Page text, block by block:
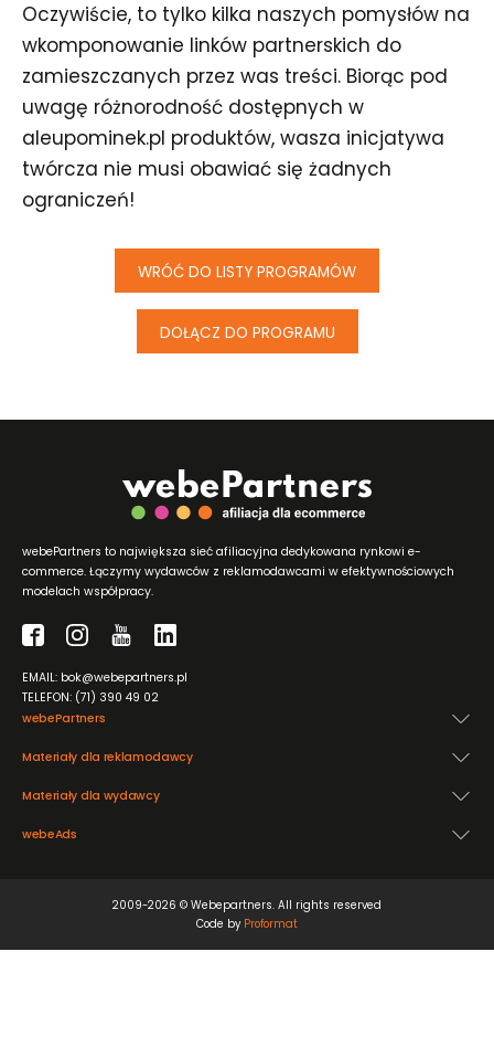
Oczywiście, to tylko kilka naszych pomysłów na
wkomponowanie linków partnerskich do
zamieszczanych przez was treści. Biorąc pod
uwagę różnorodność dostępnych w
aleupominek.pl produktów, wasza inicjatywa
twórcza nie musi obawiać się żadnych
ograniczeń!
WRÓĆ DO LISTY PROGRAMÓW
DOŁĄCZ DO PROGRAMU
webePartners
Materiały dla reklamodawcy
Materiały dla wydawcy
webeAds
webePartners to największa sieć afiliacyjna dedykowana rynkowi e-
commerce. Łączymy wydawców z reklamodawcami w efektywnościowych
modelach współpracy.
EMAIL: bok@webepartners.pl
TELEFON: (71) 390 49 02
2009-2026 © Webepartners. All rights reserved
Code by Proformat